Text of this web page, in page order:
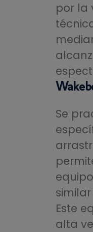
por la
Se
Este
alta